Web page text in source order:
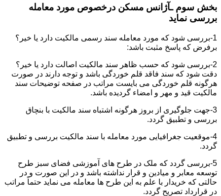
بخش سوم ـآژانس مسکن درخصوص مورد معامله
بررسی نماید
1-بررسی شود که مورد معامله سند رسمی مالکیت دارد یا خیر؟
برفرض که پاسخ مثبت باشد:
2-بررسی شود که حسب ظاهر سند مالکیت اصالت دارد یا خیر؟
دقت شود که سند فاقد قلم خوردگی باشد و توجه دارند در صورت
هرگونه قلم خوردگی می بایست مراتب در صفحه توضیحات سند
مالکیت قید و مهر و امضاء گردیده باشد.
3-جهت جلوگیری از بروز هرگونه اشتباه سند مالکیت با بنچاق
بررسی و تطبیق گردد.
4-موقعیت جغرافیایی مورد معامله با سند مالکیت بررسی و تطبیق
گردد.
5-بررسی گردد که ملک در طرح های آموزشی فضای سبز طرح
توسعه معابر و میادین و قرار نداشته باشد و در این صورت و در
حالتی که خریدار با علم به این طرح ها معامله می نماید حتماً مراتب
در قرارداد تصریح گردد.